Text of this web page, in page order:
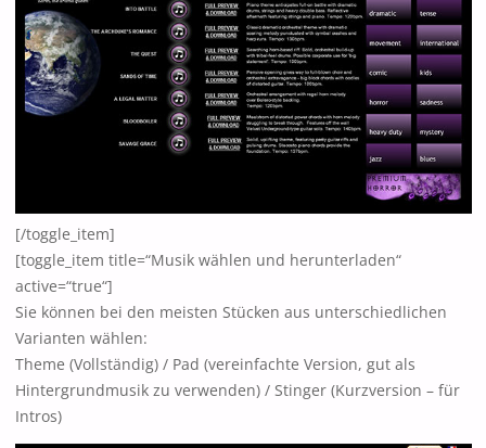
[/toggle_item]
[toggle_item title=“Musik wählen und herunterladen“
active=“true“]
Sie können bei den meisten Stücken aus unterschiedlichen
Varianten wählen:
Theme (Vollständig) / Pad (vereinfachte Version, gut als
Hintergrundmusik zu verwenden) / Stinger (Kurzversion – für
Intros)